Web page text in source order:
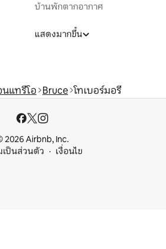
บ้านพักตากอากาศ
แสดงมากขึ้น
นแทรีโอ Bruce โทเบอร์มอรี
2026 Airbnb, Inc.
เป็นส่วนตัว
เงื่อนไข